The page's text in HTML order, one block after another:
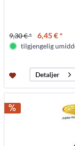
9,30 € * 6,45 € *
tilgjengelig
Detaljer